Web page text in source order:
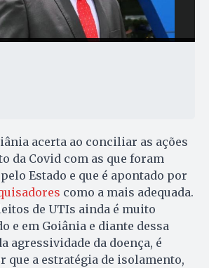
acerta ao conciliar as ações
da Covid com as que foram
Estado e que é apontado por
como a mais adequada.
de UTIs ainda é muito
e em Goiânia e diante dessa
agressividade da doença, é
que a estratégia de isolamento,